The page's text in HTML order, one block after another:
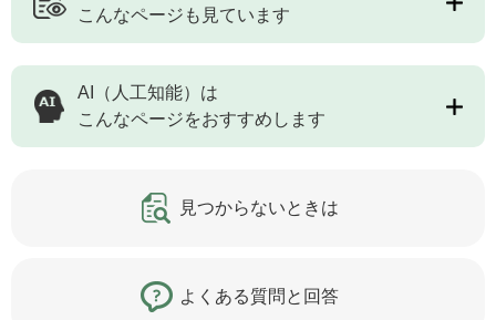
こんなページも見ています
AI（人工知能）は
こんなページをおすすめします
見つからないときは
よくある質問と回答